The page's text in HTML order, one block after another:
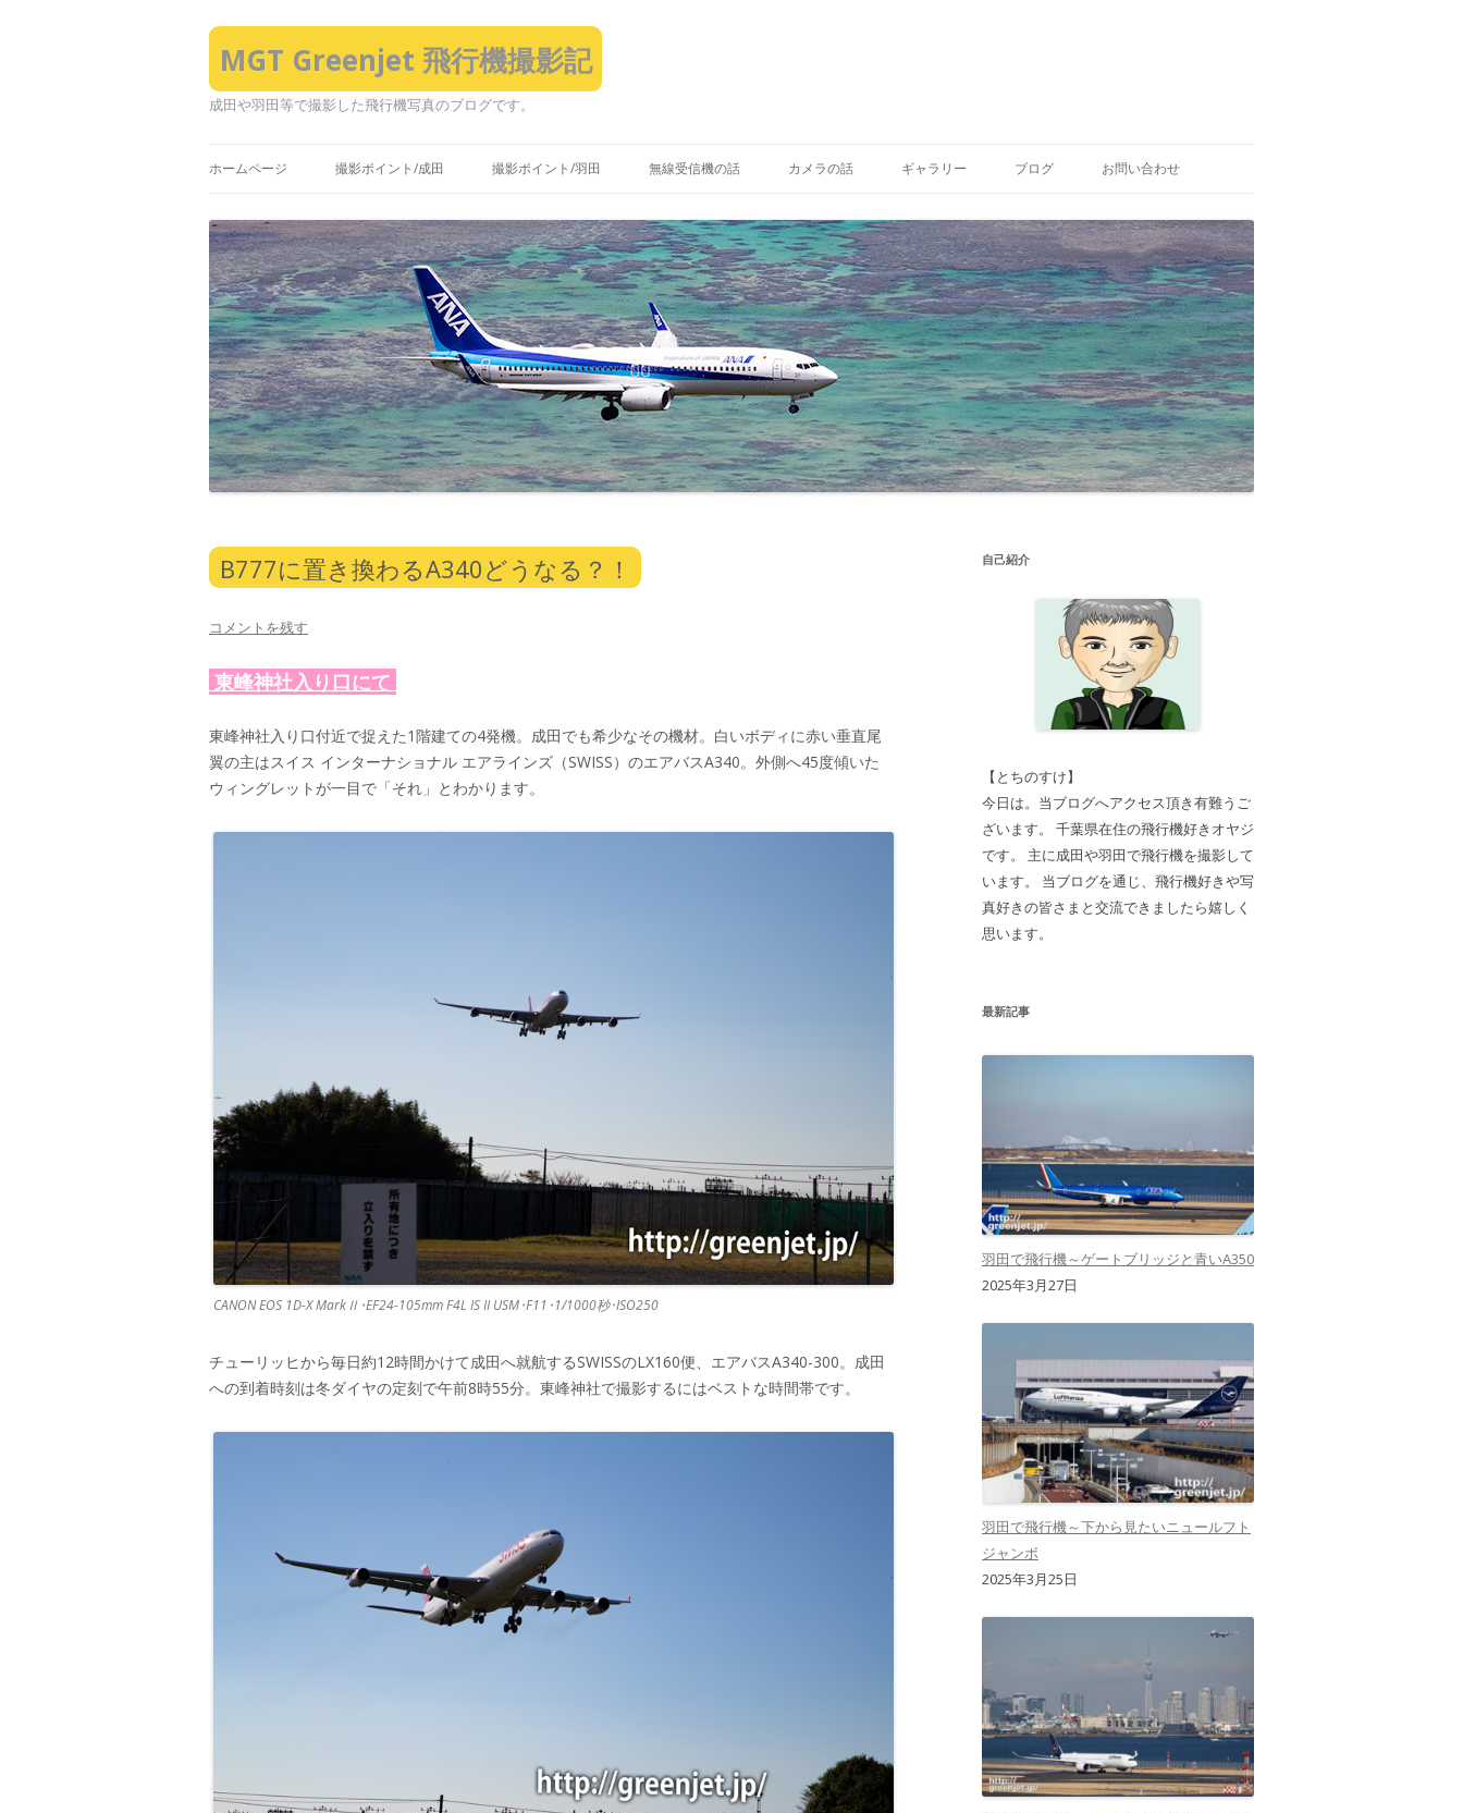
MGT Greenjet 飛行機撮影記
成田や羽田等で撮影した飛行機写真のブログです。
ン
テ
へ
ス
キ
ッ
プ
ホームページ 撮影ポイント/成田 撮影ポイント/羽田 無線受信機の話 カメラの話 ギャラリー ブログ お問い合わせ
B777に置き換わるA340どうなる？！
コメントを残す
東峰神社入り口にて
東峰神社入り口付近で捉えた1階建ての4発機。成田でも希少なその機材。白いボディに赤い垂直尾
翼の主はスイス インターナショナル エアラインズ（SWISS）のエアバスA340。外側へ45度傾いた
ウィングレットが一目で「それ」とわかります。
CANON EOS 1D-X MarkⅡ･EF24-105mm F4L IS II USM･F11･1/1000秒･ISO250
チューリッヒから毎日約12時間かけて成田へ就航するSWISSのLX160便、エアバスA340-300。成田
への到着時刻は冬ダイヤの定刻で午前8時55分。東峰神社で撮影するにはベストな時間帯です。
自己紹介
【とちのすけ】
今日は。当ブログへアクセス頂き有難うご
ざいます。 千葉県在住の飛行機好きオヤジ
です。 主に成田や羽田で飛行機を撮影して
います。 当ブログを通じ、飛行機好きや写
真好きの皆さまと交流できましたら嬉しく
思います。
最新記事
羽田で飛行機～ゲートブリッジと青いA350
2025年3月27日
羽田で飛行機～下から見たいニュールフト
ジャンボ
2025年3月25日